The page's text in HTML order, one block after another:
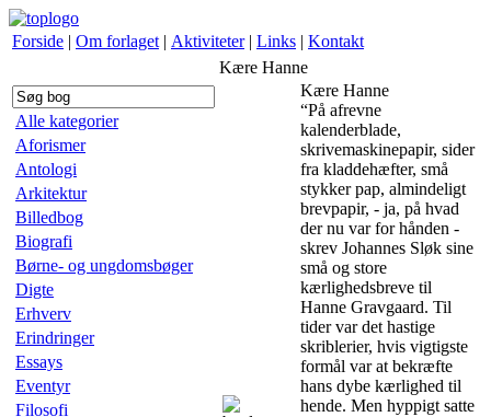
Forside | Om forlaget | Aktiviteter | Links | Kontakt
Alle kategorier
Aforismer
Antologi
Arkitektur
Billedbog
Biografi
Børne- og ungdomsbøger
Digte
Erhverv
Erindringer
Essays
Eventyr
Filosofi
Kære Hanne
Kære Hanne
“På afrevne
kalenderblade,
skrivemaskinepapir, sider
fra kladdehæfter, små
stykker pap, almindeligt
brevpapir, - ja, på hvad
der nu var for hånden -
skrev Johannes Sløk sine
små og store
kærlighedsbreve til
Hanne Gravgaard. Til
tider var det hastige
skriblerier, hvis vigtigste
formål var at bekræfte
hans dybe kærlighed til
hende. Men hyppigt satte